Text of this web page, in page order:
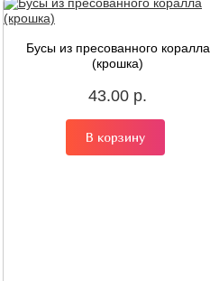
Бусы из пресованного коралла
(крошка)
43.00 р.
В корзину